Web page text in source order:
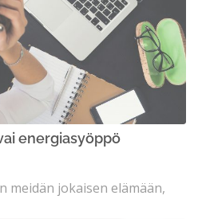
energiasyöppö
meidän jokaisen elämään,